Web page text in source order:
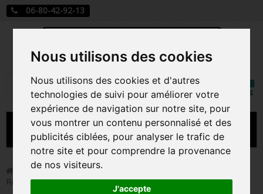
Nous utilisons des cookies
Nous utilisons des cookies et d'autres
technologies de suivi pour améliorer votre
expérience de navigation sur notre site, pour
vous montrer un contenu personnalisé et des
publicités ciblées, pour analyser le trafic de
notre site et pour comprendre la provenance
de nos visiteurs.
J'accepte
06-80-42-92-13
Rechercher
Mon
MENU
CARTE A JOUER
PRÉCOMMANDE FIGURINES POP
Carte a jouer >
BOITE A DECK LORCANA GENIE /
RAVENSBURGER